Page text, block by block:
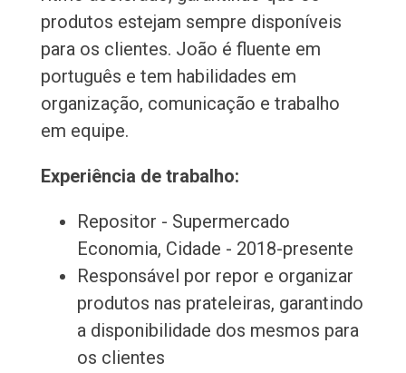
produtos estejam sempre disponíveis
para os clientes. João é fluente em
português e tem habilidades em
organização, comunicação e trabalho
em equipe.
Experiência de trabalho:
Repositor - Supermercado
Economia, Cidade - 2018-presente
Responsável por repor e organizar
produtos nas prateleiras, garantindo
a disponibilidade dos mesmos para
os clientes